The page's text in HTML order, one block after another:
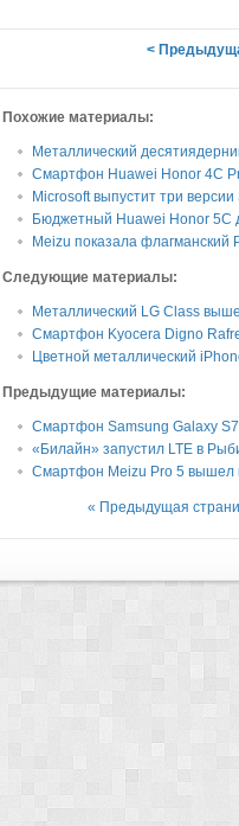
<
Похожие материалы:
Металлический
Смартфон Huawei Honor 4C
Microsoft выпустит три
Бюджетный Huawei Honor 5C
Meizu показала
Следующие материалы:
Металлический LG Class
Смартфон Kyocera Digno
Цветной металлический
Предыдущие материалы:
Смартфон Samsung Galaxy
«Билайн» запустил LTE в
Смартфон Meizu Pro 5 вышел
« Предыдущая